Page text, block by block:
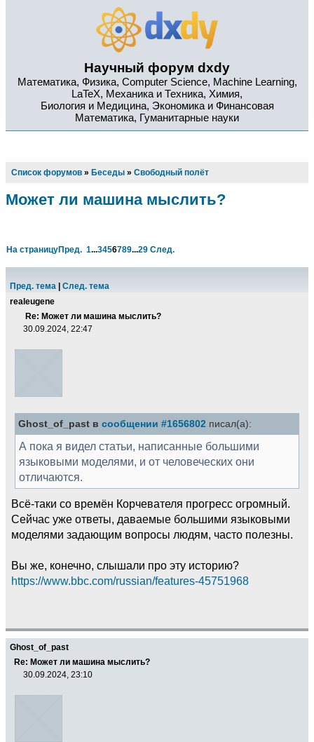
Научный форум dxdy
Математика, Физика, Computer Science, Machine Learning,
LaTeX, Механика и Техника, Химия,
Биология и Медицина, Экономика и Финансовая
Математика, Гуманитарные науки
Список форумов » Беседы » Свободный полёт
Может ли машина мыслить?
На страницуПред. 1...3456789...29 След.
Пред. тема
След. тема
realeugene
Re: Может ли машина мыслить?
30.09.2024, 22:47
Ghost_of_past в сообщении #1656802 писал(а):
А пока я видел статьи, написанные большими
языковыми моделями, и от человеческих они
отличаются.
Всё-таки со времён Корчевателя прогресс огромный.
Сейчас уже ответы, даваемые большими языковыми
моделями задающим вопросы людям, часто полезны.
Вы же, конечно, слышали про эту историю?
https://www.bbc.com/russian/features-45751968
Ghost_of_past
Re: Может ли машина мыслить?
30.09.2024, 23:10